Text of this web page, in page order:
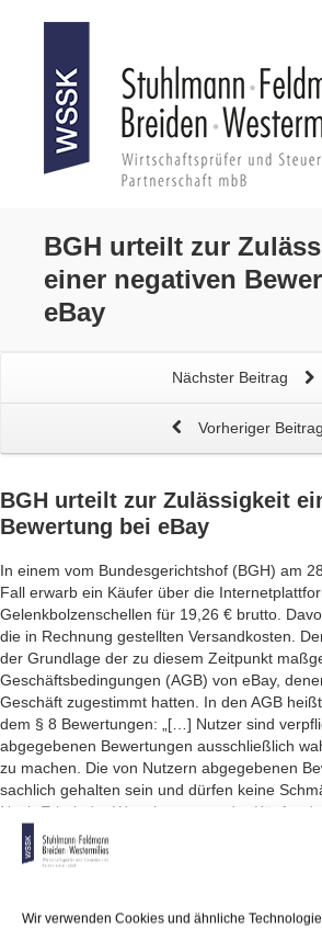
Wir verwenden Cookies und ähnliche
BGH urteilt zur
einer negativen
eBay
Nächster Beitrag
Vorheriger Beitrag
BGH urteilt zur Zulässigkeit
Bewertung bei eBay
In einem vom Bundesgerichtshof (BGH) am
Fall erwarb ein Käufer über die
Gelenkbolzenschellen für 19,26 € brutto.
die in Rechnung gestellten Versandkosten.
der Grundlage der zu diesem Zeitpunkt
Geschäftsbedingungen (AGB) von eBay,
Geschäft zugestimmt hatten. In den AGB
dem § 8 Bewertungen: „[…] Nutzer sind
abgegebenen Bewertungen ausschließlich
zu machen. Die von Nutzern abgegebenen
sachlich gehalten sein und dürfen keine
Nach Erhalt der Ware bewertete der Käufer
eBay zur Verfügung gestellten
dem Eintrag „Ware gut, Versandkosten
Entfernung der Bewertung „Versandkosten